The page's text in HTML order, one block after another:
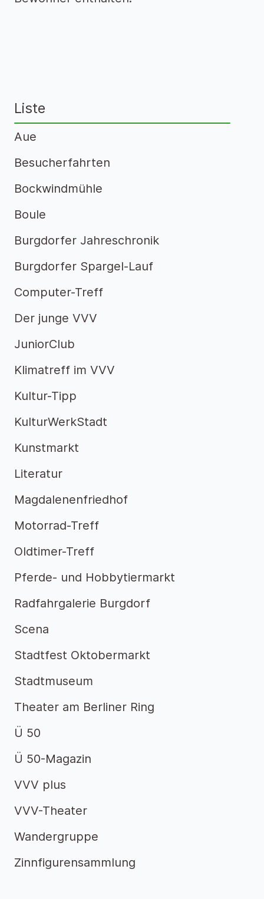
Liste
Aue
Besucherfahrten
Bockwindmühle
Boule
Burgdorfer Jahreschronik
Burgdorfer Spargel-Lauf
Computer-Treff
Der junge VVV
JuniorClub
Klimatreff im VVV
Kultur-Tipp
KulturWerkStadt
Kunstmarkt
Literatur
Magdalenenfriedhof
Motorrad-Treff
Oldtimer-Treff
Pferde- und Hobbytiermarkt
Radfahrgalerie Burgdorf
Scena
Stadtfest Oktobermarkt
Stadtmuseum
Theater am Berliner Ring
Ü 50
Ü 50-Magazin
VVV plus
VVV-Theater
Wandergruppe
Zinnfigurensammlung